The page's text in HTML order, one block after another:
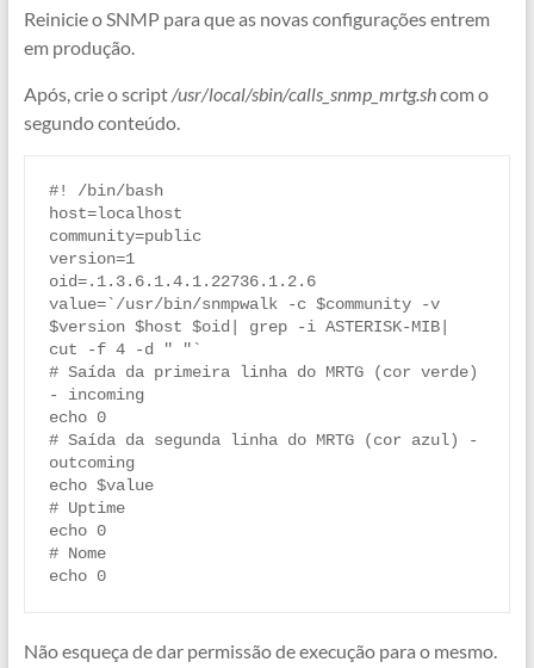
Reinicie o SNMP para que as novas configurações entrem
em produção.
Após, crie o script/usr/local/sbin/calls_snmp_mrtg.shcom o
segundo conteúdo.
#! /bin/bash
host=localhost
community=public
version=1
oid=.1.3.6.1.4.1.22736.1.2.6
value=`/usr/bin/snmpwalk -c $community -v
$version $host $oid| grep -i ASTERISK-MIB|
cut -f 4 -d " "`
# Saída da primeira linha do MRTG (cor verde)
- incoming
echo 0
# Saída da segunda linha do MRTG (cor azul) -
outcoming
echo $value
# Uptime
echo 0
# Nome
echo 0
Não esqueça de dar permissão de execução para o mesmo.